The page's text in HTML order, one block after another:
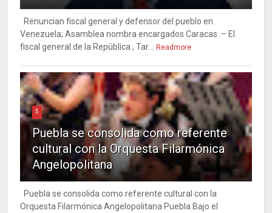
Renuncian fiscal general y defensor del pueblo en
Venezuela; Asamblea nombra encargados Caracas .– El
fiscal general de la República , Tar...
Readmore
5
Puebla se consolida como referente
cultural con la Orquesta Filarmónica
Angelopolitana
Puebla se consolida como referente cultural con la
Orquesta Filarmónica Angelopolitana Puebla Bajo el